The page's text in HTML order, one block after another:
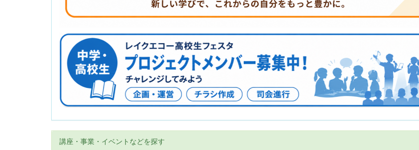
講座・事業・イベントなどを探す